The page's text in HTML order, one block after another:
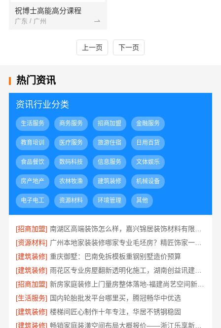
祝博士高能高分课程
广东 / 广州
上一页 下一页
热门资讯
资讯行业分类
生活服务 商务服务 招商加盟 金融服务
教育培训 医疗服务 旅游住宿 日用百货
食品餐饮 数码科技 信息服务 文体娱乐
房产地产 农林牧渔 建筑装修 机械设备
电子电工 资源材料 环境管理 其他
[招商加盟]
[资源材料]
广州本地家装装修哪家专业毛坯房？精匠饰家一站式服务
[建筑装修] 重庆御墅：巴南免拆模板重钢别墅造价预算
[建筑装修]
雨花区专业房屋翻新透明化施工，湖南创益讯建筑有限公司品质保障
[招商加盟]
新房家庭装修上门量房整体落地-福建尚艺空间新材料科技有限公司
[生活服务] 国内轮胎批发平台哪里买，腾冠畅华中优选
[建筑装修] 楼梯间匠心制作十年专注，华居不锈钢稳固
[建筑装修]
畅销家庭装潢空间布局大概报价——浙江乐享新材料